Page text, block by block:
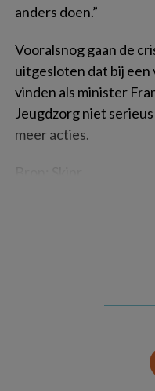
anders doen.”
Vooralsnog gaan de
uitgesloten dat bij een
vinden als minister
Jeugdzorg niet
meer acties.